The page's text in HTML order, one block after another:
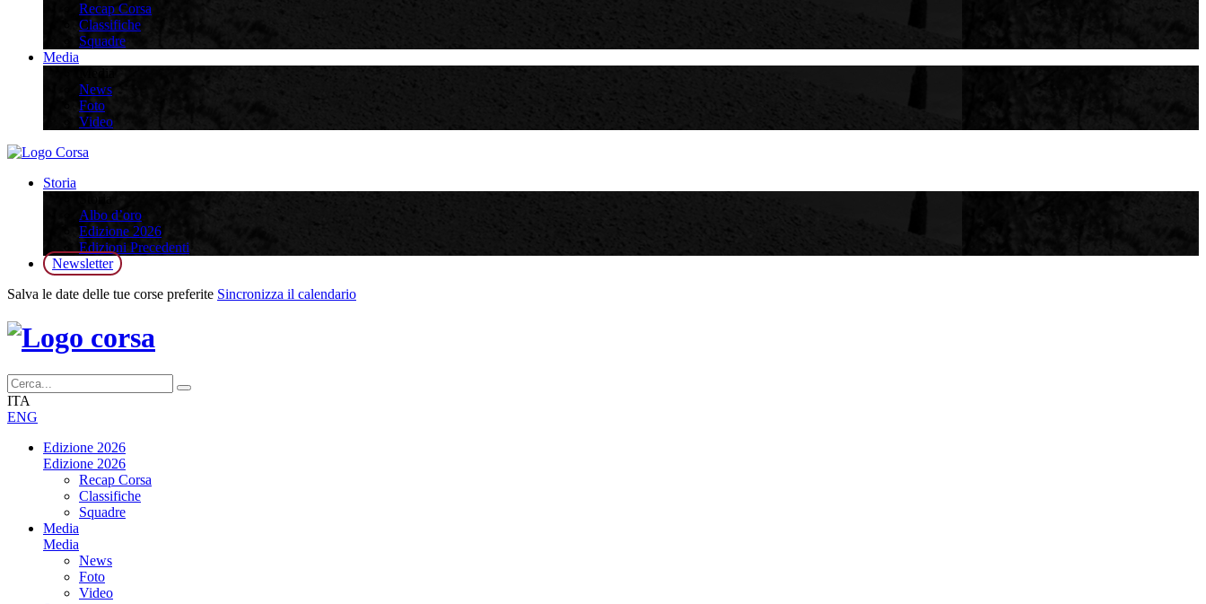
Recap Corsa
Classifiche
Squadre
Media
News
Foto
Video
Storia
Albo d’oro
Edizione 2026
Edizioni Precedenti
Newsletter
Salva le date delle tue corse preferite Sincronizza il calendario
ITA
ENG
Edizione 2026
Edizione 2026
Recap Corsa
Classifiche
Squadre
Media
Media
News
Foto
Video